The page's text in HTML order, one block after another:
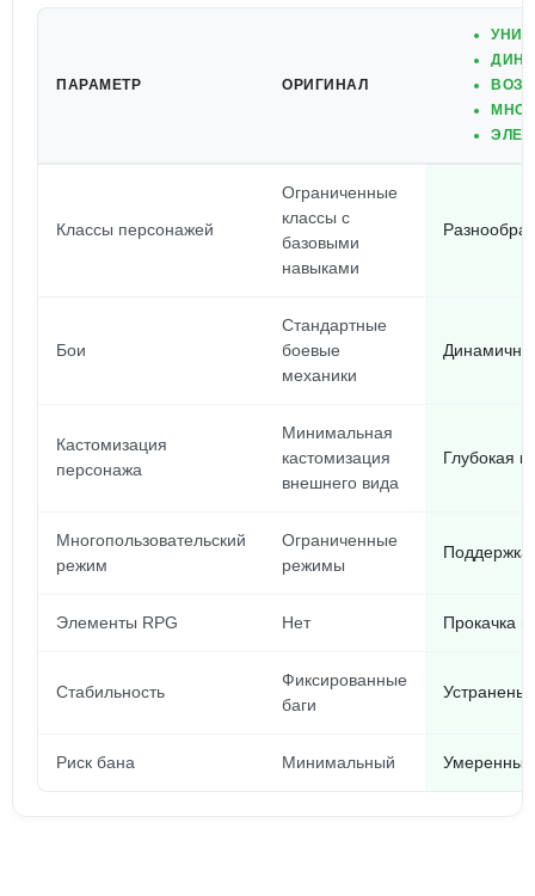
ПАРАМЕТР ОРИГИНАЛ
Классы персонажей
Ограниченные
классы с
базовыми
навыками
Бои
Стандартные
боевые
механики
Кастомизация
персонажа
Минимальная
кастомизация
внешнего вида
Глубокая
Многопользовательский
режим
Ограниченные
режимы
Элементы RPG Нет Прокачка
Стабильность
Фиксированные
баги
Устранены
Риск бана Минимальный Умеренный